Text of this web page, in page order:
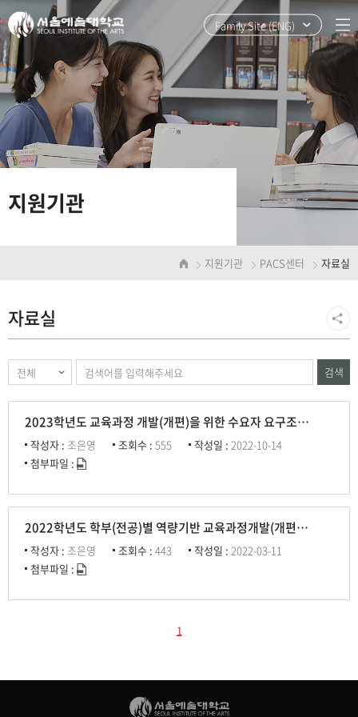
문
바
로
가
기
메
뉴
바
로
가
기
Family Site (ENG)
지원기관
지원기관 PACS센터 자료실
자료실
검색
2023학년도 교육과정 개발(개편)을 위한 수요자 요구조사 결과 분석 보고서
작성자 : 조은영 조회수 : 555 작성일 : 2022-10-14
첨부파일 :
2022학년도 학부(전공)별 역량기반 교육과정개발(개편)을 위한 수요자 요구조사 실시 결과
작성자 : 조은영 조회수 : 443 작성일 : 2022-03-11
첨부파일 :
1